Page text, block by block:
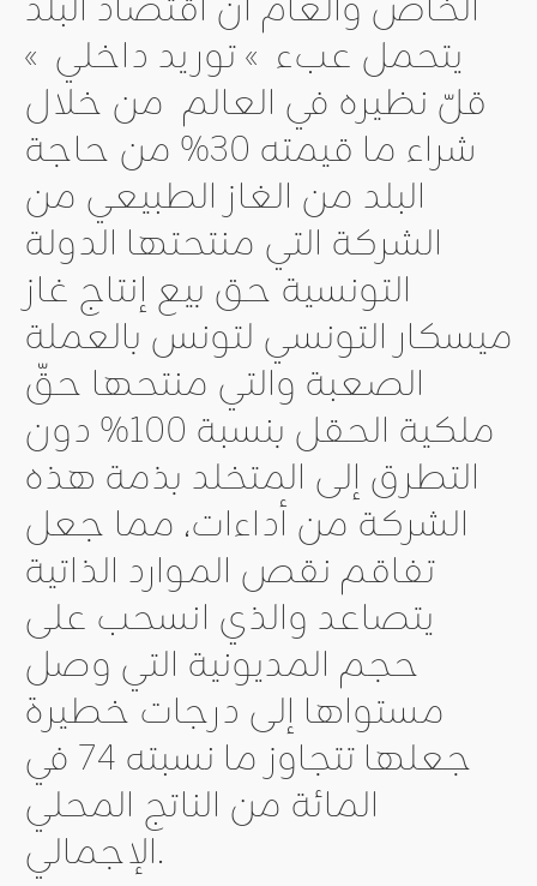
يتحمل عبء » توريد داخلي »
قلّ نظيره في العالم من خلال
شراء ما قيمته 30% من حاجة
البلد من الغاز الطبيعي من
الشركة التي منتحتها الدولة
التونسية حق بيع إنتاج غاز
ميسكار التونسي لتونس بالعملة
الصعبة والتي منتحها حقّ
ملكية الحقل بنسبة 100% دون
التطرق إلى المتخلد بذمة هذه
الشركة من أداءات، مما جعل
تفاقم نقص الموارد الذاتية
يتصاعد والذي انسحب على
حجم المديونية التي وصل
مستواها إلى درجات خطيرة
جعلها تتجاوز ما نسبته 74 في
المائة من الناتج المحلي
الإجمالي.